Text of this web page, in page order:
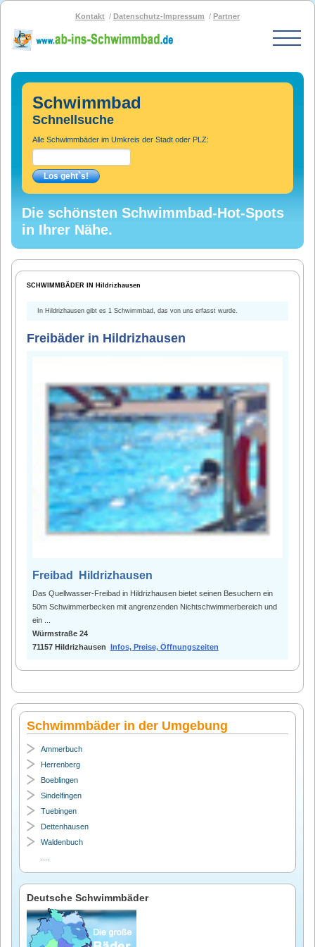
Kontakt Datenschutz-Impressum Partner
Start
Schwimmbad-Karte
Bäder nach PLZ
Bäder nach Stadt
SOS-Schwimmbad
Blog
Bad melden
Schwimmbad
Schnellsuche
Alle Schwimmbäder im Umkreis der Stadt oder PLZ:
Die schönsten Schwimmbad-Hot-Spots
in Ihrer Nähe.
SCHWIMMBÄDER IN Hildrizhausen
In Hildrizhausen gibt es 1 Schwimmbad, das von uns erfasst wurde.
Freibäder in Hildrizhausen
Freibad Hildrizhausen
Das Quellwasser-Freibad in Hildrizhausen bietet seinen Besuchern ein
50m Schwimmerbecken mit angrenzenden Nichtschwimmerbereich und
ein ...
Würmstraße 24
71157 Hildrizhausen
Infos, Preise, Öffnungszeiten
Schwimmbäder in der Umgebung
Ammerbuch
Herrenberg
Boeblingen
Sindelfingen
Tuebingen
Dettenhausen
Waldenbuch
Deutsche Schwimmbäder